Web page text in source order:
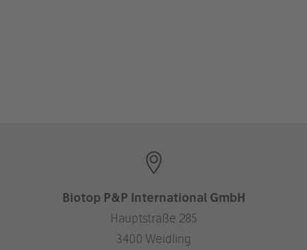
Biotop P&P International GmbH
Hauptstraße 285
3400 Weidling